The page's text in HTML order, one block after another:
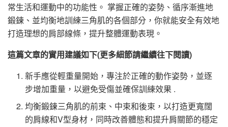
常生活和運動中的功能性。 掌握正確的姿勢、循序漸進地
鍛鍊、並均衡地訓練三角肌的各個部分，你就能安全有效地
打造理想的肩部線條，提升整體運動表現。
這篇文章的實用建議如下(更多細節請繼續往下閱讀)
新手應從輕重量開始，專注於正確的動作姿勢，並逐
步增加重量，以避免受傷並確保訓練效果 .
均衡鍛鍊三角肌的前束、中束和後束，以打造更寬闊
的肩線和V型身材，同時改善體態和提升肩關節的穩定